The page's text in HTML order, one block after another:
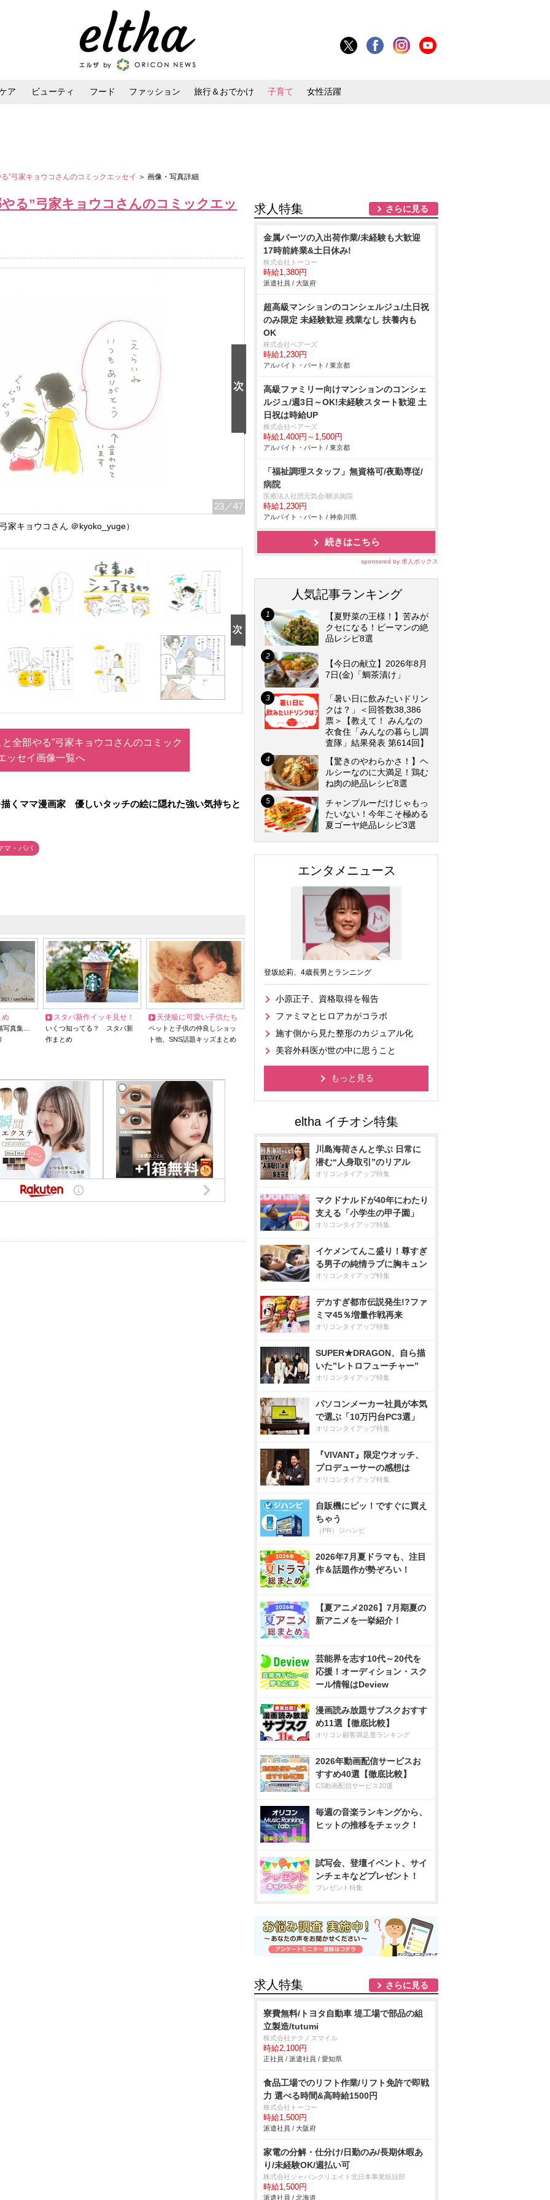
ア ビューティ フード ファッション 旅行＆おでかけ 子育て 女性活躍
”弓家キョウコさんのコミックエッセイ ＞ 画像・写真詳細
る”弓家キョウコさんのコミックエッ
23 ／47
家キョウコさん ＠kyoko_yuge）
全部やる”弓家キョウコさんのコミック
ッセイ画像一覧へ
くママ漫画家 優しいタッチの絵に隠れた強い気持ちと
マ・パパ
め
写真集…
スタバ新作イッキ見せ！
いくつ知ってる？ スタバ新
作まとめ
天使級に可愛い子供たち
ペットと子供の仲良しショッ
ト他、SNS話題キッズまとめ
求人特集 さらに見る
金属パーツの入出荷作業/未経験も大歓迎
17時前終業&土日休み!
株式会社トーコー
時給1,380円
派遣社員 / 大阪府
超高級マンションのコンシェルジュ/土日祝
のみ限定 未経験歓迎 残業なし 扶養内も
OK
株式会社ベアーズ
時給1,230円
アルバイト・パート / 東京都
高級ファミリー向けマンションのコンシェ
ルジュ/週3日～OK!未経験スタート歓迎 土
日祝は時給UP
株式会社ベアーズ
時給1,400円～1,500円
アルバイト・パート / 東京都
「福祉調理スタッフ」無資格可/夜勤専従/
病院
医療法人社団元気会/横浜病院
時給1,230円
アルバイト・パート / 神奈川県
続きはこちら
sponsored by 求人ボックス
人気記事ランキング
【夏野菜の王様！】苦みが
クセになる！ピーマンの絶
品レシピ8選
【今日の献立】2026年8月
7日(金)「鯛茶漬け」
「暑い日に飲みたいドリン
クは？」＜回答数38,386
票＞【教えて！ みんなの
衣食住「みんなの暮らし調
査隊」結果発表 第614回】
【驚きのやわらかさ！】ヘ
ルシーなのに大満足！鶏む
ね肉の絶品レシピ8選
チャンプルーだけじゃもっ
たいない！今年こそ極める
夏ゴーヤ絶品レシピ3選
エンタメニュース
登坂絵莉、4歳長男とランニング
小原正子、資格取得を報告
ファミマとヒロアカがコラボ
施す側から見た整形のカジュアル化
美容外科医が世の中に思うこと
もっと見る
川島海荷さんと学ぶ 日常に
潜む“人身取引”のリアル
オリコンタイアップ特集
マクドナルドが40年にわたり
支える「小学生の甲子園」
オリコンタイアップ特集
イケメンてんこ盛り！尊すぎ
る男子の純情ラブに胸キュン
オリコンタイアップ特集
デカすぎ都市伝説発生!?ファ
ミマ45％増量作戦再来
オリコンタイアップ特集
SUPER★DRAGON、自ら描
いた”レトロフューチャー”
オリコンタイアップ特集
パソコンメーカー社員が本気
で選ぶ「10万円台PC3選」
オリコンタイアップ特集
『VIVANT』限定ウオッチ、
プロデューサーの感想は
オリコンタイアップ特集
自販機にピッ！ですぐに買え
ちゃう
（PR）ジハンピ
2026年7月夏ドラマも、注目
作＆話題作が勢ぞろい！
【夏アニメ2026】7月期夏の
新アニメを一挙紹介！
芸能界を志す10代～20代を
応援！オーディション・スク
ール情報はDeview
漫画読み放題サブスクおすす
め11選【徹底比較】
オリコン顧客満足度ランキング
2026年動画配信サービスお
すすめ40選【徹底比較】
CS動画配信サービス20選
毎週の音楽ランキングから、
ヒットの推移をチェック！
試写会、登壇イベント、サイ
ンチェキなどプレゼント！
プレゼント特集
求人特集 さらに見る
寮費無料/トヨタ自動車 堤工場で部品の組
立製造/tutumi
株式会社テクノスマイル
時給2,100円
正社員 / 派遣社員 / 愛知県
食品工場でのリフト作業/リフト免許で即戦
力 選べる時間&高時給1500円
株式会社トーコー
時給1,500円
派遣社員 / 大阪府
家電の分解・仕分け/日勤のみ/長期休暇あ
り/未経験OK/週払い可
株式会社ジャパンクリエイト北日本事業統括部
時給1,500円
派遣社員 / 北海道